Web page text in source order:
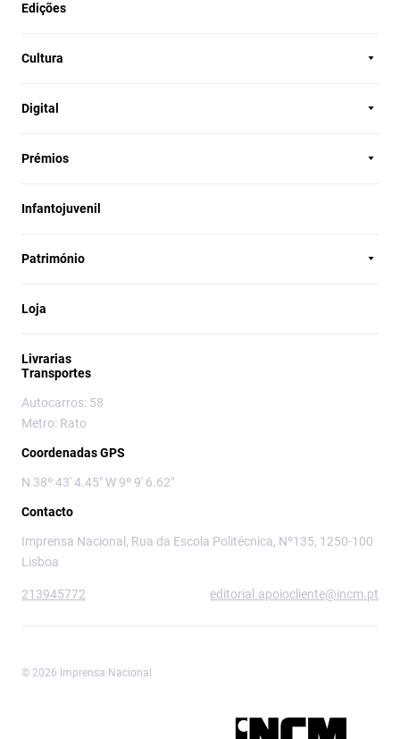
Edições
Cultura
Digital
Prémios
Infantojuvenil
Património
Loja
Livrarias
Transportes
Autocarros: 58
Metro: Rato
Coordenadas GPS
N 38º 43' 4.45" W 9º 9' 6.62"
Contacto
Imprensa Nacional, Rua da Escola Politécnica, Nº135, 1250-100
Lisboa
213945772 editorial.apoiocliente@incm.pt
© 2026 Imprensa Nacional